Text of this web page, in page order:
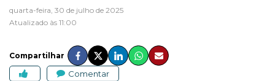
quarta-feira, 30 de julho de 2025
Atualizado às 11:00
Compartilhar
Comentar